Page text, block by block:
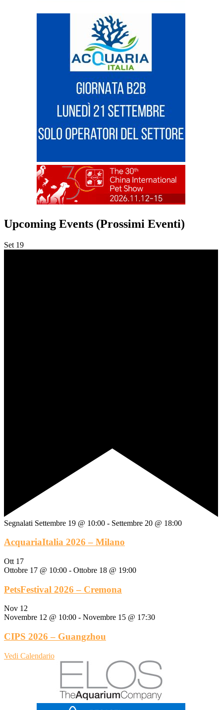
Upcoming Events (Prossimi Eventi)
Set 19
Segnalati Settembre 19 @ 10:00 - Settembre 20 @ 18:00
AcquariaItalia 2026 – Milano
Ott 17
Ottobre 17 @ 10:00 - Ottobre 18 @ 19:00
PetsFestival 2026 – Cremona
Nov 12
Novembre 12 @ 10:00 - Novembre 15 @ 17:30
CIPS 2026 – Guangzhou
Vedi Calendario